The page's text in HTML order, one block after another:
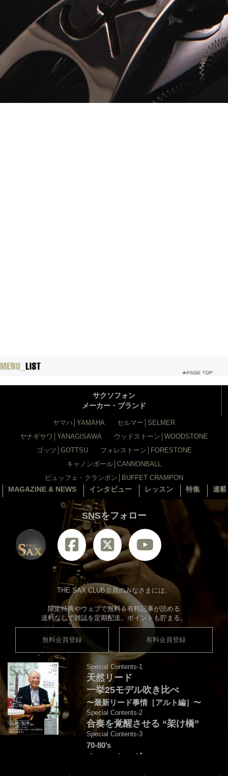
サクソフォン
メーカー・ブランド
ヤマハ│YAMAHA
セルマー│SELMER
ヤナギサワ│YANAGISAWA
ウッドストーン│WOODSTONE
ゴッツ│GOTTSU
フォレストーン│FORESTONE
キャノンボール│CANNONBALL
ビュッフェ・クランポン│BUFFET CRAMPON
MAGAZINE & NEWS インタビュー レッスン 特集 連
SNSをフォロー
THE SAX CLUB会員のみなさまには、
限定特典やウェブで無料＆有料記事が読める
送料なしで雑誌を定期配送。ポイントも貯まる。
無料会員登録 有料会員登録
Special Contents-1
天然リード
一挙25モデル吹き比べ
〜最新リード事情［アルト編］〜
Special Contents-2
合奏を覚醒させる “架け橋”
Special Contents-3
70-80’s
クロスオーヴァー・